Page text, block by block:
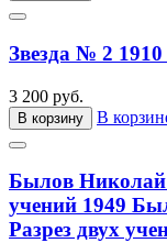
Звезда № 2 1910
3 200 руб.
В корзину В
Былов Николай
учений 1949
Разрез двух